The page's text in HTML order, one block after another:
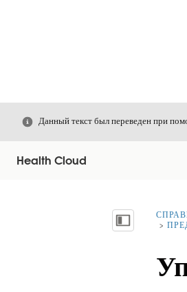
Закрыть
Данный текст был переведен при
Health Cloud
ПоказатьВы